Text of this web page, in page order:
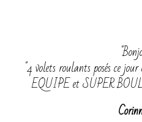
"4 volets roulants posés ce
EQUIPE et SUPER